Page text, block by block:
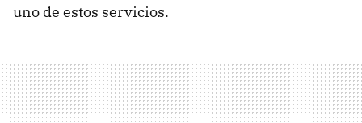
uno de estos servicios.